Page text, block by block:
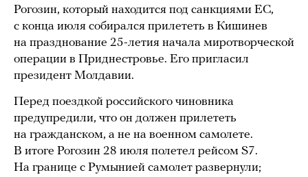
Рогозин, который находится под санкциями ЕС,
с конца июля собирался прилететь в Кишинев
на празднование 25-летия начала миротворческой
операции в Приднестровье. Его пригласил
президент Молдавии.
Перед поездкой российского чиновника
предупредили, что он должен прилететь
на гражданском, а не на военном самолете.
В итоге Рогозин 28 июля полетел рейсом S7.
На границе с Румынией самолет развернули;